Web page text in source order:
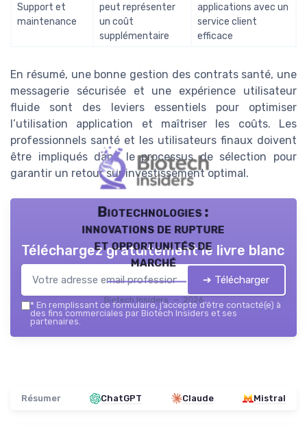
Support et
maintenance
peut représenter
un coût
supplémentaire
applications avec un
service client
efficace
En résumé, une bonne gestion des contrats santé, une
messagerie sécurisée et une expérience utilisateur
fluide sont des leviers essentiels pour optimiser
l’utilisation application et maîtriser les coûts. Les
professionnels santé et les utilisateurs finaux doivent
être impliqués dans le processus de sélection pour
garantir un retour sur investissement optimal.
Biotechnologies :
innovations de rupture
et opportunités de
marché
Biotech Insiders — 2026
Téléchargez gratuitement le livre blanc
➔ Télécharger
* En remplissant ce formulaire, j’accepte d’être contacté(e) à
des fins commerciales par Biotech Insiders et ses
partenaires.
Résumer ChatGPT Claude Mistral